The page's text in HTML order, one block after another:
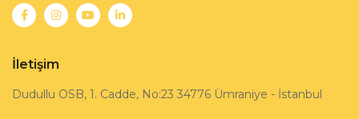
İletişim
Dudullu OSB, 1. Cadde, No:23 34776 Ümraniye - İstanbul